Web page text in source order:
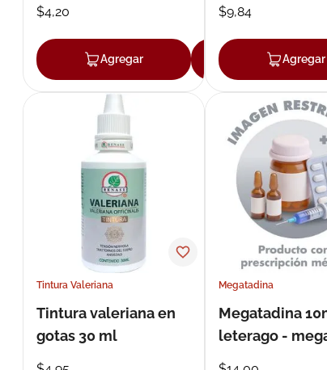
$4,20
Agregar Agregar
$9,84
Agregar
Tintura Valeriana
Tintura valeriana en
gotas 30 ml
Megatadina
Megatadina
leterago -